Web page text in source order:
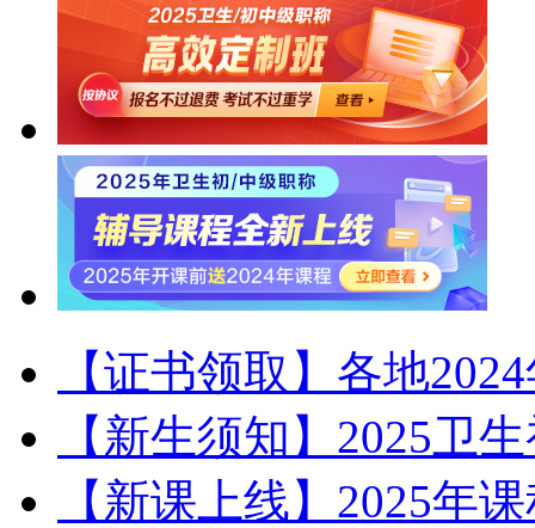
【证书领取】各地
【新生须知】2025卫
【新课上线】2025年